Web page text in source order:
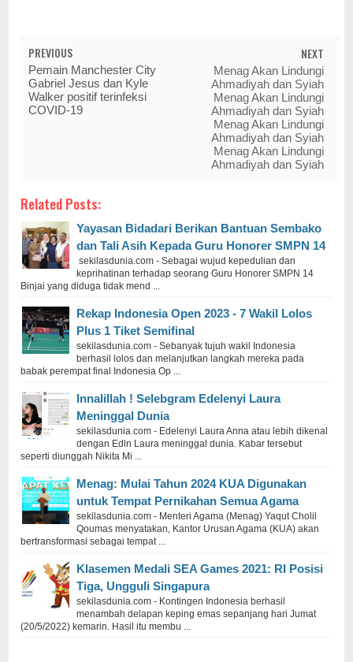
PREVIOUS
Pemain Manchester City
Gabriel Jesus dan Kyle
Walker positif terinfeksi
COVID-19
NEXT
Menag Akan Lindungi
Ahmadiyah dan Syiah
Menag Akan Lindungi
Ahmadiyah dan Syiah
Menag Akan Lindungi
Ahmadiyah dan Syiah
Menag Akan Lindungi
Ahmadiyah dan Syiah
Related Posts:
Yayasan Bidadari Berikan Bantuan Sembako
dan Tali Asih Kepada Guru Honorer SMPN 14
sekilasdunia.com - Sebagai wujud kepedulian dan
keprihatinan terhadap seorang Guru Honorer SMPN 14
Binjai yang diduga tidak mend ...
Rekap Indonesia Open 2023 - 7 Wakil Lolos
Plus 1 Tiket Semifinal
sekilasdunia.com - Sebanyak tujuh wakil Indonesia
berhasil lolos dan melanjutkan langkah mereka pada
babak perempat final Indonesia Op ...
Innalillah ! Selebgram Edelenyi Laura
Meninggal Dunia
sekilasdunia.com - Edelenyi Laura Anna atau lebih dikenal
dengan Edln Laura meninggal dunia. Kabar tersebut
seperti diunggah Nikita Mi ...
Menag: Mulai Tahun 2024 KUA Digunakan
untuk Tempat Pernikahan Semua Agama
sekilasdunia.com - Menteri Agama (Menag) Yaqut Cholil
Qoumas menyatakan, Kantor Urusan Agama (KUA) akan
bertransformasi sebagai tempat ...
Klasemen Medali SEA Games 2021: RI Posisi
Tiga, Ungguli Singapura
sekilasdunia.com - Kontingen Indonesia berhasil
menambah delapan keping emas sepanjang hari Jumat
(20/5/2022) kemarin. Hasil itu membu ...